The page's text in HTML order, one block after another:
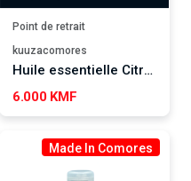
Point de retrait
kuuzacomores
Huile essentielle Citronnelle SALSABIL ART
6.000 KMF
Made In Comores